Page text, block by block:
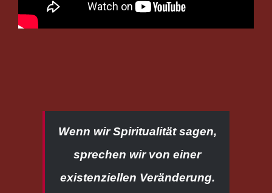
Wenn wir Spiritualität sagen,
sprechen wir von einer
existenziellen Veränderung.